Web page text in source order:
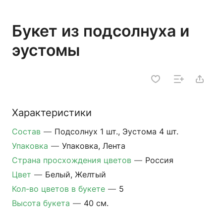
Букет из подсолнуха и
эустомы
Характеристики
Состав — Подсолнух 1 шт., Эустома 4 шт.
Упаковка — Упаковка, Лента
Страна просхождения цветов — Россия
Цвет — Белый, Желтый
Кол-во цветов в букете — 5
Высота букета — 40 см.